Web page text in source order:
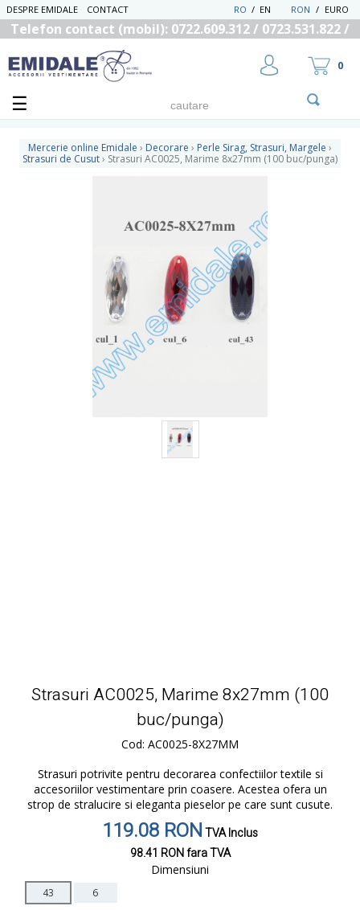
DESPRE EMIDALE CONTACT RON / EURO
EN
/
RO
Telefon contact (mobil): 0722.609.312 / 0723.531.822 /
0
Mercerie online Emidale › Decorare › Perle Sirag, Strasuri, Margele ›
Strasuri de Cusut› Strasuri AC0025, Marime 8x27mm (100 buc/punga)
Strasuri AC0025, Marime 8x27mm (100
buc/punga)
Cod: AC0025-8X27MM
Strasuri potrivite pentru decorarea confectiilor textile si
accesoriilor vestimentare prin coasere. Acestea ofera un
strop de stralucire si eleganta pieselor pe care sunt cusute.
119.08 RONTVA Inclus
98.41 RONfara TVA
Dimensiuni
43 6